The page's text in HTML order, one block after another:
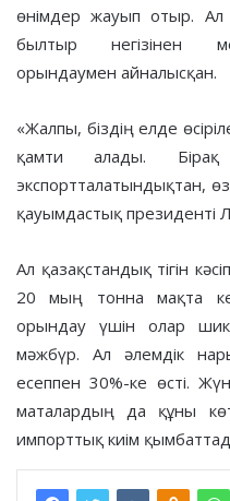
өнімдер жауып отыр. Ал
былтыр негізінен
орындаумен айналысқан.
«Жалпы, біздің елде
қамти алады.
экспортталатындықтан,
қауымдастық президенті
Ал қазақстандық тігін
20 мың тонна мақта
орындау үшін олар
мәжбүр. Ал әлемдік
есеппен 30%-ке өсті.
маталардың да құны
импорттық киім